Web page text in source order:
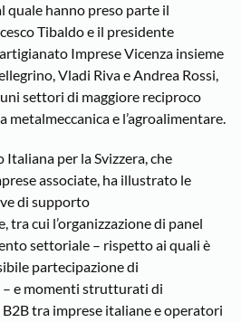
quale hanno preso parte il
Tibaldo e il presidente
Imprese Vicenza insieme
Vladi Riva e Andrea Rossi,
settori di maggiore reciproco
metalmeccanica e l’agroalimentare.
Italiana per la Svizzera, che
associate, ha illustrato le
di supporto
tra cui l’organizzazione di panel
settoriale – rispetto ai quali è
partecipazione di
e momenti strutturati di
tra imprese italiane e operatori